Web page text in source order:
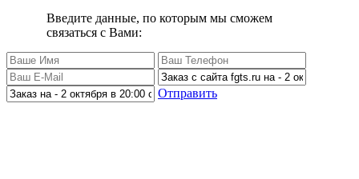
Введите данные, по которым мы сможем
связаться с Вами:
Отправить